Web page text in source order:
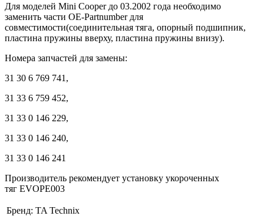
Для моделей Mini Cooper до 03.2002 года необходимо
заменить части OE-Partnumber для
совместимости(соединительная тяга, опорный подшипник,
пластина пружины вверху, пластина пружины внизу).
Номера запчастей для замены:
31 30 6 769 741,
31 33 6 759 452,
31 33 0 146 229,
31 33 0 146 240,
31 33 0 146 241
Производитель рекомендует установку укороченных
тяг EVOPE003
Бренд: TA Technix